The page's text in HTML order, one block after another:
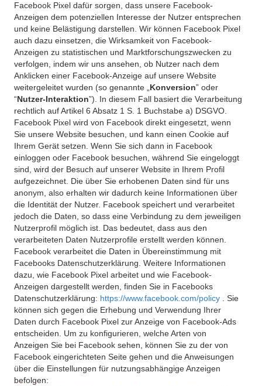
Facebook Pixel dafür sorgen, dass unsere Facebook-
Anzeigen dem potenziellen Interesse der Nutzer entsprechen
und keine Belästigung darstellen. Wir können Facebook Pixel
auch dazu einsetzen, die Wirksamkeit von Facebook-
Anzeigen zu statistischen und Marktforschungszwecken zu
verfolgen, indem wir uns ansehen, ob Nutzer nach dem
Anklicken einer Facebook-Anzeige auf unsere Website
weitergeleitet wurden (so genannte „ Konversion” oder
“Nutzer-Interaktion”). In diesem Fall basiert die Verarbeitung
rechtlich auf Artikel 6 Absatz 1 S. 1 Buchstabe a) DSGVO.
Facebook Pixel wird von Facebook direkt eingesetzt, wenn
Sie unsere Website besuchen, und kann einen Cookie auf
Ihrem Gerät setzen. Wenn Sie sich dann in Facebook
einloggen oder Facebook besuchen, während Sie eingeloggt
sind, wird der Besuch auf unserer Website in Ihrem Profil
aufgezeichnet. Die über Sie erhobenen Daten sind für uns
anonym, also erhalten wir dadurch keine Informationen über
die Identität der Nutzer. Facebook speichert und verarbeitet
jedoch die Daten, so dass eine Verbindung zu dem jeweiligen
Nutzerprofil möglich ist. Das bedeutet, dass aus den
verarbeiteten Daten Nutzerprofile erstellt werden können.
Facebook verarbeitet die Daten in Übereinstimmung mit
Facebooks Datenschutzerklärung. Weitere Informationen
dazu, wie Facebook Pixel arbeitet und wie Facebook-
Anzeigen dargestellt werden, finden Sie in Facebooks
Datenschutzerklärung: https://www.facebook.com/policy
. Sie
können sich gegen die Erhebung und Verwendung Ihrer
Daten durch Facebook Pixel zur Anzeige von Facebook-Ads
entscheiden. Um zu konfigurieren, welche Arten von
Anzeigen Sie bei Facebook sehen, können Sie zu der von
Facebook eingerichteten Seite gehen und die Anweisungen
über die Einstellungen für nutzungsabhängige Anzeigen
befolgen: